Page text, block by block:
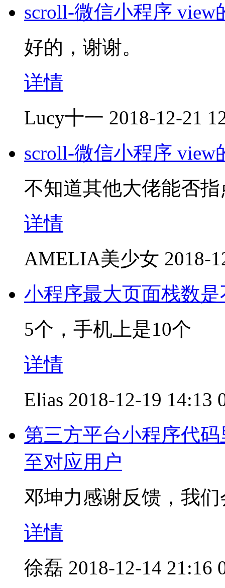
scroll-微信小程序 view
好的，谢谢。
详情
Lucy十一 2018-12-21
scroll-微信小程序 view
不知道其他大佬能否
详情
AMELIA美少女 2018-
小程序最大页面栈数
5个，手机上是10个
详情
Elias 2018-12-19 14:13
第三方平台小程序代
至对应用户
邓坤力感谢反馈，我
详情
徐磊 2018-12-14 21:16